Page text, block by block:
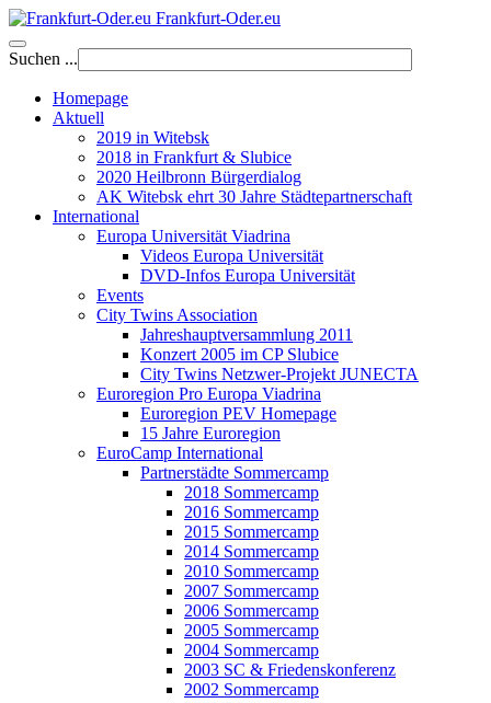
Frankfurt-Oder.eu
Suchen ...
Homepage
Aktuell
2019 in Witebsk
2018 in Frankfurt & Slubice
2020 Heilbronn Bürgerdialog
AK Witebsk ehrt 30 Jahre Städtepartnerschaft
International
Europa Universität Viadrina
Videos Europa Universität
DVD-Infos Europa Universität
Events
City Twins Association
Jahreshauptversammlung 2011
Konzert 2005 im CP Slubice
City Twins Netzwer-Projekt JUNECTA
Euroregion Pro Europa Viadrina
Euroregion PEV Homepage
15 Jahre Euroregion
EuroCamp International
Partnerstädte Sommercamp
2018 Sommercamp
2016 Sommercamp
2015 Sommercamp
2014 Sommercamp
2010 Sommercamp
2007 Sommercamp
2006 Sommercamp
2005 Sommercamp
2004 Sommercamp
2003 SC & Friedenskonferenz
2002 Sommercamp